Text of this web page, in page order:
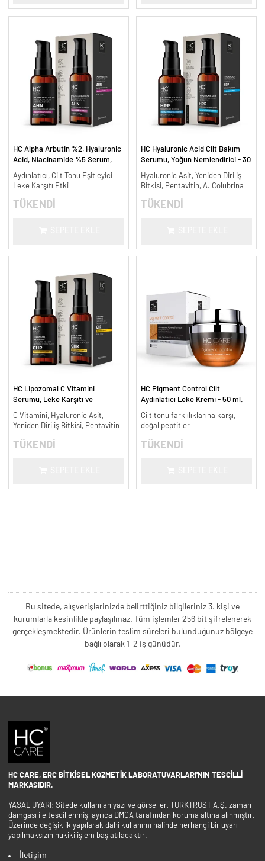
HC Alpha Arbutin %2, Hyaluronic
Acid, Niacinamide %5 Serum,
ml.
Aydınlatıcı, Cilt Tonu Eşitleyici
Leke Karşıtı Etki
TÜKENDİ
HC Hyaluronic Acid Cilt Bakım
Serumu, Yoğun Nemlendirici - 30
Hyaluronic Asit, Yeniden Diriliş
Bitkisi, Pentavitin, A. Colubrina
TÜKENDİ
HC Lipozomal C Vitamini
Serumu, Leke Karşıtı ve
C Vitamini, Hyaluronic Asit,
Yeniden Diriliş Bitkisi, Pentavitin
TÜKENDİ
HC Pigment Control Cilt
Aydınlatıcı Leke Kremi - 50 ml.
Cilt tonu farklılıklarına karşı,
doğal peptitler
TÜKENDİ
Bu sitede, alışverişlerinizde belirttiğiniz bilgileriniz 3. kişi ve
kurumlarla kesinlikle paylaşılmaz. Tüm işlemler 256 bit şifrelenerek
gerçekleşmektedir. Ürünlerin teslim süreleri bulunduğunuz bölgeye
bağlı olarak 1-2 iş günüdür.
HC CARE, ERC BITKISEL KOZMETIK LABORATUVARLARI'NIN TESCILLI
MARKASIDIR.
YASAL UYARI: Sitede kullanılan yazı ve görseller, TURKTRUST A.Ş. zaman
damgası ile tescillenmiş, ayrıca DMCA tarafından koruma altına alınmıştır.
Üzerinde değişiklik yapılarak dahi kullanımı halinde herhangi bir uyarı
yapılmaksızın hukiki işlem başlatılacaktır.
İletişim